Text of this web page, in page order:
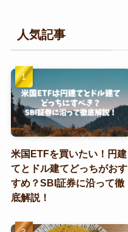
人気記事
米国ETFを買いたい！円建
てとドル建てどっちがおす
すめ？SBI証券に沿って徹
底解説！